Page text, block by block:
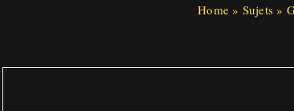
Home » Sujets »